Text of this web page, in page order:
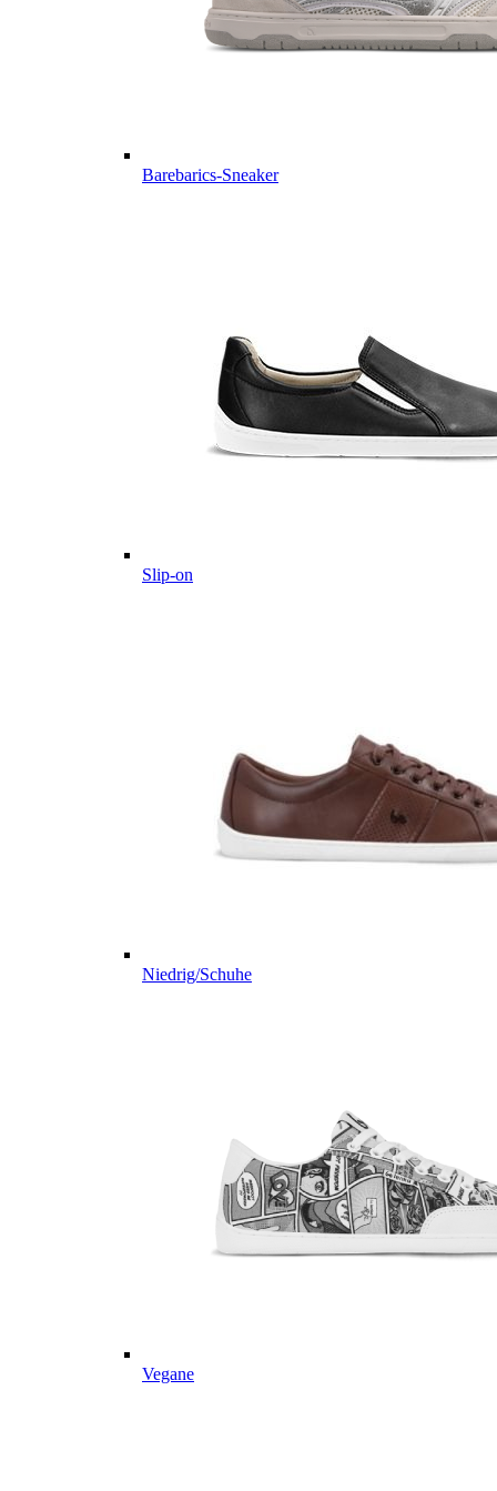
Barebarics-Sneaker
Slip-on
Niedrig/Schuhe
Vegane